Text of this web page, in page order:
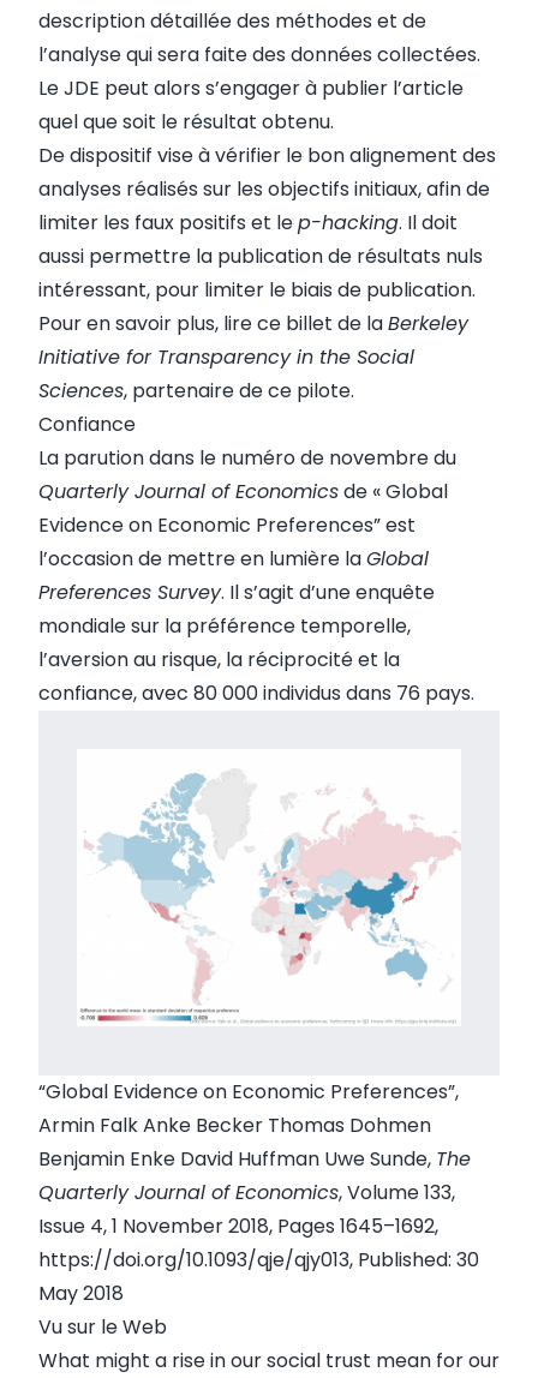
description détaillée des méthodes et de
l’analyse qui sera faite des données collectées.
Le JDE peut alors s’engager à publier l’article
quel que soit le résultat obtenu.
De dispositif vise à vérifier le bon alignement des
analyses réalisés sur les objectifs initiaux, afin de
limiter les faux positifs et lep-hacking. Il doit
aussi permettre la publication de résultats nuls
intéressant, pour limiter le biais de publication.
Pour en savoir plus, lirece billet de laBerkeley
Initiative for Transparency in the Social
Sciences, partenaire de ce pilote.
Confiance
La parution dans le numéro de novembre du
Quarterly Journal of Economicsde « Global
Evidence on Economic Preferences” est
l’occasion de mettre en lumière laGlobal
Preferences Survey. Il s’agit d’une enquête
mondiale sur la préférence temporelle,
l’aversion au risque, la réciprocité et la
confiance, avec 80 000 individus dans 76 pays.
“Global Evidence on Economic Preferences”,
Armin Falk Anke Becker Thomas Dohmen
Benjamin Enke David Huffman Uwe Sunde, The
Quarterly Journal of Economics, Volume 133,
Issue 4, 1 November 2018, Pages 1645–1692,
https://doi.org/10.1093/qje/qjy013, Published: 30
May 2018
Vu sur le Web
What might a rise in our social trust mean for our